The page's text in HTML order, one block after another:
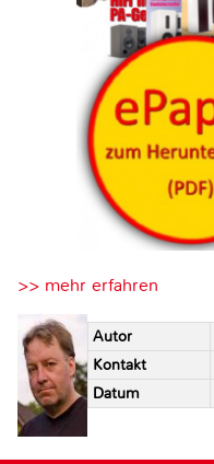
>> mehr erfahren
Autor
Kontakt
Datum